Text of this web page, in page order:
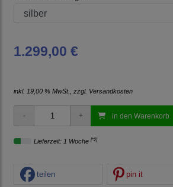
1.299,00 €
inkl. 19,00 % MwSt., zzgl. Versandkosten
in den Warenkorb
Lieferzeit: 1 Woche [*2]
teilen pin it